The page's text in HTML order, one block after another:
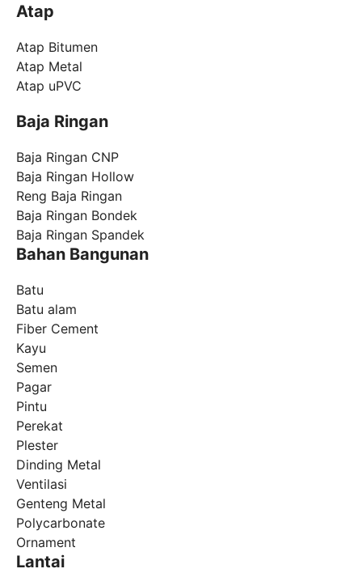
Atap
Atap Bitumen
Atap Metal
Atap uPVC
Baja Ringan
Baja Ringan CNP
Baja Ringan Hollow
Reng Baja Ringan
Baja Ringan Bondek
Baja Ringan Spandek
Bahan Bangunan
Batu
Batu alam
Fiber Cement
Kayu
Semen
Pagar
Pintu
Perekat
Plester
Dinding Metal
Ventilasi
Genteng Metal
Polycarbonate
Ornament
Lantai